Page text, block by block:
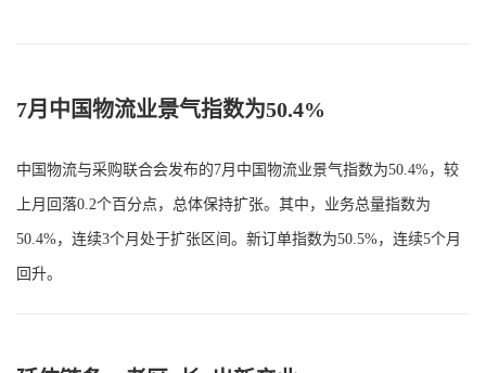
7月中国物流业景气指数为50.4%
中国物流与采购联合会发布的7月中国物流业景气指数为50.4%，较
上月回落0.2个百分点，总体保持扩张。其中，业务总量指数为
50.4%，连续3个月处于扩张区间。新订单指数为50.5%，连续5个月
回升。